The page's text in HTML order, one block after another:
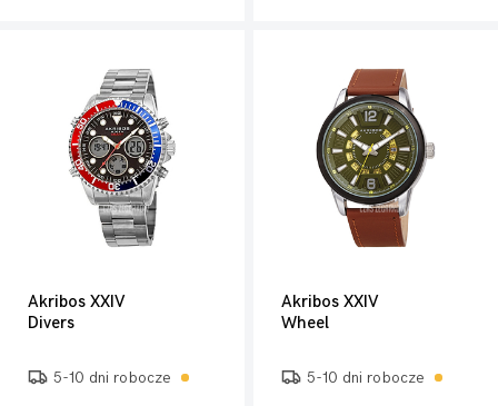
Akribos XXIV
Divers
5-10 dni robocze
Akribos XXIV
Wheel
5-10 dni robocze